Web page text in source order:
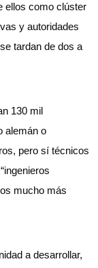
ellos como clúster
y autoridades
tardan de dos a
130 mil
alemán o
pero sí técnicos
mucho más
a desarrollar,